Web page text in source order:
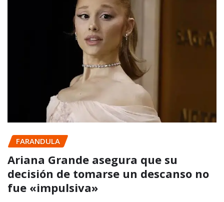
FARANDULA
Ariana Grande asegura que su
decisión de tomarse un descanso no
fue «impulsiva»